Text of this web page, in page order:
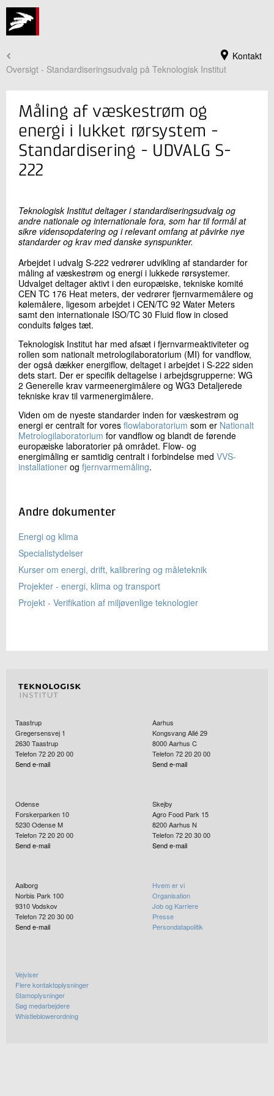
Kontakt
Oversigt - Standardiseringsudvalg på Teknologisk Institut
Jeg er din kontaktperson
Centerchef
Installation og Kalibrering
+45 72 20 33 76
Send e-mail
Skriv til mig
Send
Måling af væskestrøm og
energi i lukket rørsystem -
Standardisering - UDVALG S-
222
Teknologisk Institut deltager i standardiseringsudvalg og
andre nationale og internationale fora, som har til formål at
sikre vidensopdatering og i relevant omfang at påvirke nye
standarder og krav med danske synspunkter.
Arbejdet i udvalg S-222 vedrører udvikling af standarder for
måling af væskestrøm og energi i lukkede rørsystemer.
Udvalget deltager aktivt i den europæiske, tekniske komité
CEN TC 176 Heat meters, der vedrører fjernvarmemålere og
kølemålere, ligesom arbejdet i CEN/TC 92 Water Meters
samt den internationale ISO/TC 30 Fluid flow in closed
conduits følges tæt.
Teknologisk Institut har med afsæt i fjernvarmeaktiviteter og
rollen som nationalt metrologilaboratorium (MI) for vandflow,
der også dækker energiflow, deltaget i arbejdet i S-222 siden
dets start. Der er specifik deltagelse i arbejdsgrupperne: WG
2 Generelle krav varmeenergimålere og WG3 Detaljerede
tekniske krav til varmenergimålere.
Viden om de nyeste standarder inden for væskestrøm og
energi er centralt for vores flowlaboratorium som er Nationalt
Metrologilaboratorium for vandflow og blandt de førende
europæiske laboratorier på området. Flow- og
energimåling er samtidig centralt i forbindelse med VVS-
installationer og fjernvarmemåling.
Andre dokumenter
Energi og klima
Specialistydelser
Kurser om energi, drift, kalibrering og måleteknik
Projekter - energi, klima og transport
Projekt - Verifikation af miljøvenlige teknologier
Taastrup
Gregersensvej 1
2630Taastrup
Telefon 72 20 20 00
Send e-mail
Aarhus
Kongsvang Allé 29
8000Aarhus C
Telefon 72 20 20 00
Send e-mail
Odense
Forskerparken 10
5230Odense M
Telefon 72 20 20 00
Send e-mail
Skejby
Agro Food Park 15
8200Aarhus N
Telefon 72 20 30 00
Send e-mail
Aalborg
Norbis Park 100
9310Vodskov
Telefon 72 20 30 00
Send e-mail
Hvem er vi
Organisation
Job og Karriere
Presse
Persondatapolitik
Vejviser
Flere kontaktoplysninger
Stamoplysninger
Søg medarbejdere
Whistleblowerordning